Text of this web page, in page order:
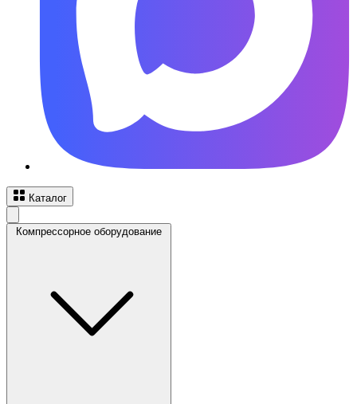
Каталог
Компрессорное оборудование